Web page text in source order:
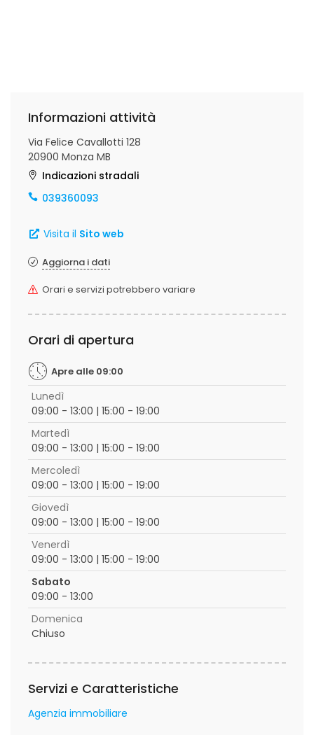
Informazioni attività
Via Felice Cavallotti 128
20900 Monza MB
Indicazioni stradali
039360093
Visita il Sito web
Aggiorna i dati
Orari e servizi potrebbero variare
Orari di apertura
Apre alle 09:00
Lunedì
09:00 - 13:00 | 15:00 - 19:00
Martedì
09:00 - 13:00 | 15:00 - 19:00
Mercoledì
09:00 - 13:00 | 15:00 - 19:00
Giovedì
09:00 - 13:00 | 15:00 - 19:00
Venerdì
09:00 - 13:00 | 15:00 - 19:00
Sabato
09:00 - 13:00
Domenica
Chiuso
Servizi e Caratteristiche
Agenzia immobiliare